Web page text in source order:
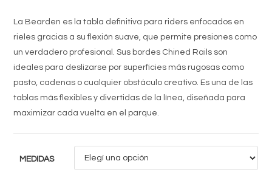
La Bearden es la tabla definitiva para riders enfocados en
rieles gracias a su flexión suave, que permite presiones como
un verdadero profesional. Sus bordes Chined Rails son
ideales para deslizarse por superficies más rugosas como
pasto, cadenas o cualquier obstáculo creativo. Es una de las
tablas más flexibles y divertidas de la línea, diseñada para
maximizar cada vuelta en el parque.
MEDIDAS